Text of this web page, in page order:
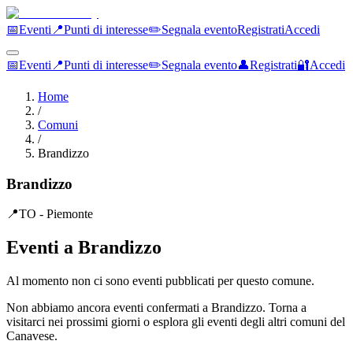
📅Eventi 📍Punti di interesse✏️Segnala eventoRegistratiAccedi
📅Eventi 📍Punti di interesse✏️Segnala evento👤Registrati🔐Accedi
Home
/
Comuni
/
Brandizzo
Brandizzo
📍TO - Piemonte
Eventi a Brandizzo
Al momento non ci sono eventi pubblicati per questo comune.
Non abbiamo ancora eventi confermati a Brandizzo. Torna a
visitarci nei prossimi giorni o esplora gli eventi degli altri comuni del
Canavese.